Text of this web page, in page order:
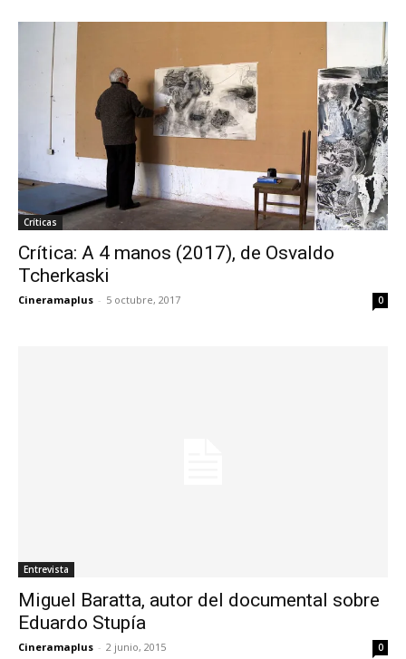
Críticas
Crítica: A 4 manos (2017), de Osvaldo
Tcherkaski
Cineramaplus - 5 octubre, 2017 0
Entrevista
Miguel Baratta, autor del documental sobre
Eduardo Stupía
Cineramaplus - 2 junio, 2015 0